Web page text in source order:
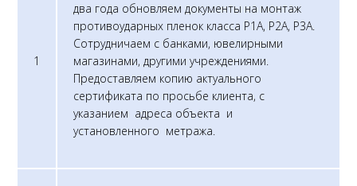
1
два года обновляем документы на монтаж
противоударных пленок класса Р1А, P2A, P3A.
Сотрудничаем с банками, ювелирными
магазинами, другими учреждениями.
Предоставляем копию актуального
сертификата по просьбе клиента, с
указанием адреса объекта и
установленного метража.